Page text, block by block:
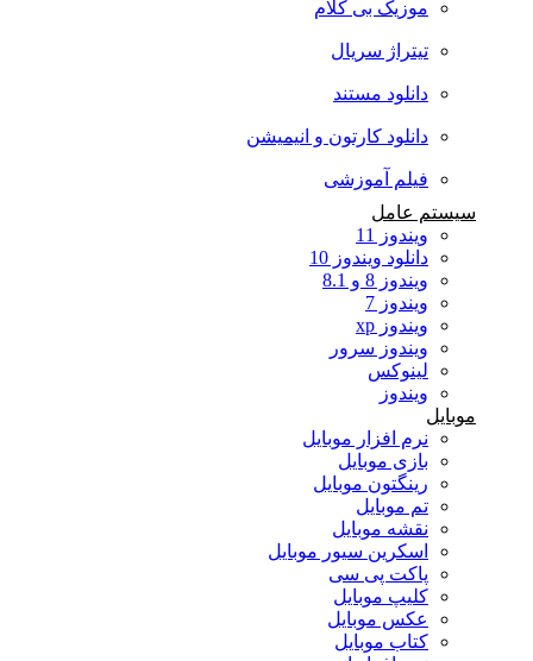
موزیک بی کلام
تیتراژ سریال
دانلود مستند
دانلود کارتون و انیمیشن
فیلم آموزشی
سیستم عامل
ویندوز 11
دانلود ویندوز 10
ویندوز 8 و 8.1
ویندوز 7
ویندوز xp
ویندوز سرور
لینوکس
ویندوز
موبایل
نرم افزار موبایل
بازی موبایل
رینگتون موبایل
تم موبایل
نقشه موبایل
اسکرین سیور موبایل
پاکت پی سی
کلیپ موبایل
عکس موبایل
کتاب موبایل